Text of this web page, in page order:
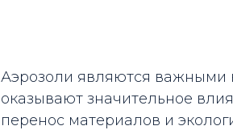
Аэрозоли являются важными
оказывают значительное
перенос материалов и